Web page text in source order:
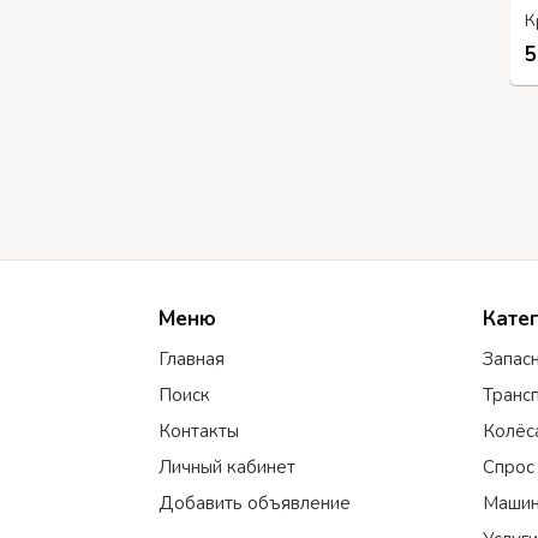
Меню
Главная
Поиск
Контакты
Личный кабинет
Добавить объявление
Спрос